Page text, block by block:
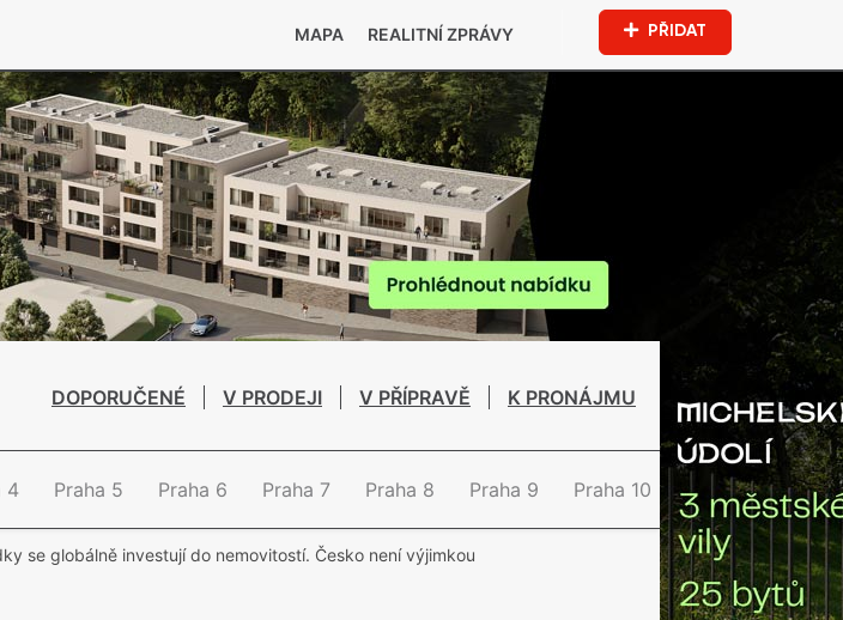
MAPA REALITNÍ ZPRÁVY PŘIDAT
DOPORUČENÉ V PRODEJI V PŘÍPRAVĚ K PRONÁJMU
4 Praha 5 Praha 6 Praha 7 Praha 8 Praha 9 Praha 10
se globálně investují do nemovitostí. Česko není výjimkou